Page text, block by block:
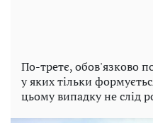
По-третє, обов'язково
у яких тільки
цьому випадку не слід